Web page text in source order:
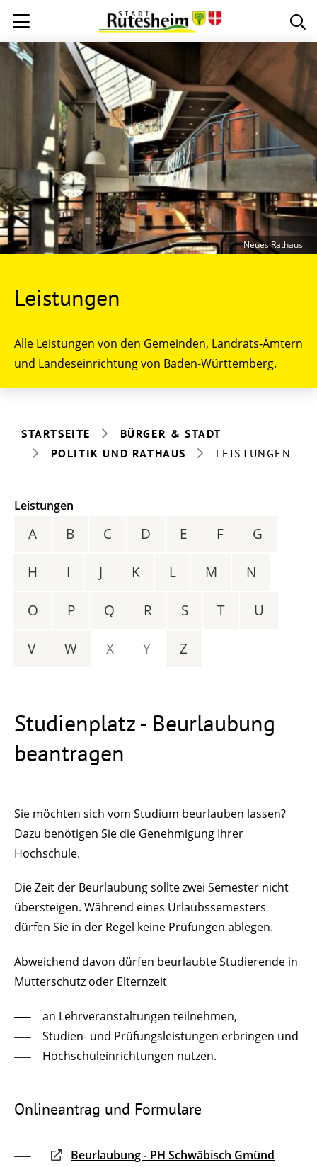
Leistungen
Alle Leistungen von den Gemeinden, Landrats-Ämtern
und Landeseinrichtung von Baden-Württemberg.
Neues Rathaus
STARTSEITE
BÜRGER & STADT
POLITIK UND RATHAUS
LEISTUNGEN
Leistungen
A B C D E F G
H I J K L M N
O P Q R S T U
V W X Y Z
Studienplatz - Beurlaubung
beantragen
Sie möchten sich vom Studium beurlauben lassen?
Dazu benötigen Sie die Genehmigung Ihrer
Hochschule.
Die Zeit der Beurlaubung sollte zwei Semester nicht
übersteigen. Während eines Urlaubssemesters
dürfen Sie in der Regel keine Prüfungen ablegen.
Abweichend davon dürfen beurlaubte Studierende in
Mutterschutz oder Elternzeit
an Lehrveranstaltungen teilnehmen,
Studien- und Prüfungsleistungen erbringen und
Hochschuleinrichtungen nutzen.
Onlineantrag und Formulare
Beurlaubung - PH Schwäbisch Gmünd